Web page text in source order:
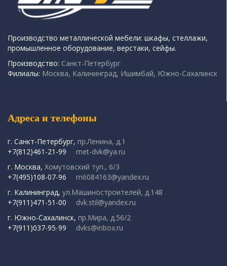
Производство металлической мебели: шкафы, стеллажи,
промышленное оборудование, верстаки, сейфы.
Производство: Санкт-Петербург
Филиалы: Москва, Калининград, Ишимбай, Южно-Сахалинск
Адреса и телефоны
г. Санкт-Петербург, пр.Ленина, д.1
+7(812)461-21-99
met-dvk@ya.ru
г. Москва, Хомутовский туп., 6/3
+7(495)108-07-96
m6084163@yandex.ru
г. Калининград, ул.Машиностроителей, д.148
+7(911)471-51-00
dvk.stil@yandex.ru
г. Южно-Сахалинск, пр.Мира, д.56/2
+7(911)037-95-99
dvks@inbox.ru